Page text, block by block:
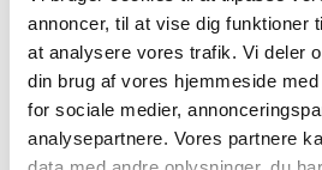
annoncer, til at vise dig funktioner
at analysere vores trafik. Vi deler
din brug af vores hjemmeside
for sociale medier,
analysepartnere. Vores partnere